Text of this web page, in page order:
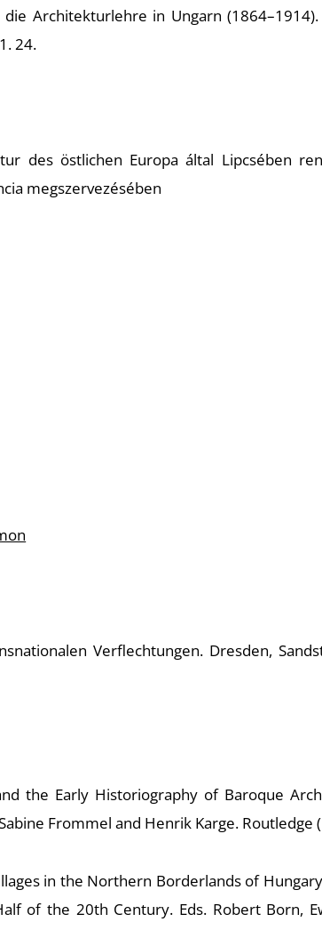
Architekturlehre in Ungarn
24.
des östlichen Europa által Lipcsében
megszervezésében
Verflechtungen. Dresden,
the Early Historiography of Baroque
Frommel and Henrik Karge.
in the Northern Borderlands of
of the 20th Century. Eds. Robert Born,